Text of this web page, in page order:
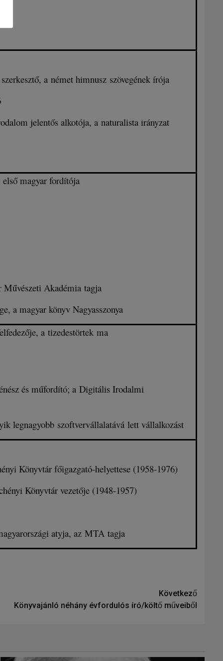
a német himnusz szövegének írója
jelentős alkotója, a naturalista irányzat
magyar fordítója
Akadémia tagja
a magyar könyv Nagyasszonya
a tizedestörtek ma
és műfordító; a Digitális Irodalmi
legnagyobb szoftvervállalatává lett vállalkozást
Könyvtár főigazgató-helyettese (1958-1976)
Könyvtár vezetője (1948-1957)
atyja, az MTA tagja
Következő
Könyvajánló néhány évfordulós író/költő műveiből